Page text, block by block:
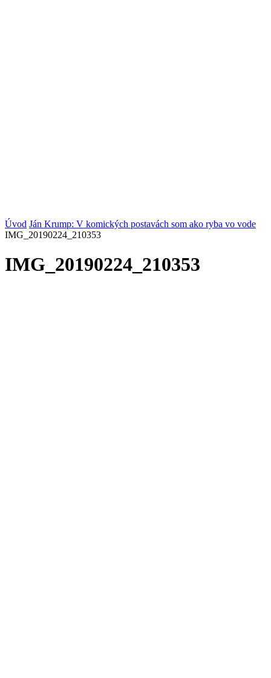
Úvod Ján Krump: V komických postavách som ako ryba vo vode
IMG_20190224_210353
IMG_20190224_210353